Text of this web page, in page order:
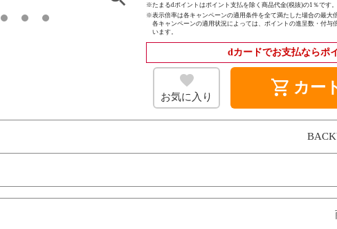
※たまるdポイントはポイント支払を除く商品代金(税抜)の1％です。
※表示倍率は各キャンペーンの適用条件を全て満たした場合の最大
各キャンペーンの適用状況によっては、ポイントの進呈数・付与
います。
dカードでお支払ならポ
お気に入り shopping_cart カー